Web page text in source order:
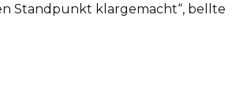
Standpunkt klargemacht“, bellte